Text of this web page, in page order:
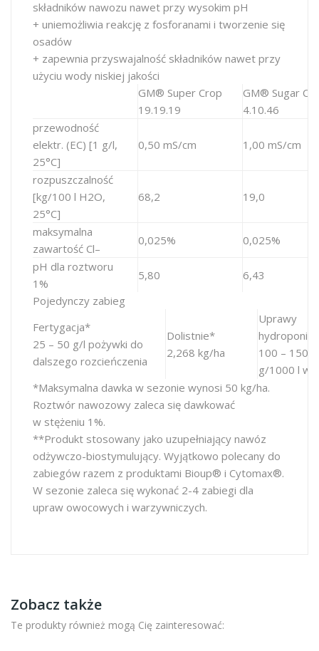
składników nawozu nawet przy wysokim pH
+ uniemożliwia reakcję z fosforanami i tworzenie się
osadów
+ zapewnia przyswajalność składników nawet przy
użyciu wody niskiej jakości
GM® Super Crop
19.19.19
GM® Sugar
4.10.46
przewodność
elektr. (EC) [1 g/l,
25°C]
0,50 mS/cm 1,00 mS/cm
rozpuszczalność
[kg/100 l H2O,
25°C]
68,2 19,0
maksymalna
zawartość Cl–
0,025%
0,025%
pH dla roztworu
1%
5,80
6,43
Pojedynczy zabieg
Fertygacja*
25 – 50 g/l pożywki do
dalszego rozcieńczenia
Dolistnie*
2,268 kg/ha
Uprawy
100 – 150
g/1000 l
*Maksymalna dawka w sezonie wynosi 50 kg/ha.
Roztwór nawozowy zaleca się dawkować
w stężeniu 1%.
**Produkt stosowany jako uzupełniający nawóz
odżywczo-biostymulujący. Wyjątkowo polecany do
zabiegów razem z produktami Bioup® i Cytomax®.
W sezonie zaleca się wykonać 2-4 zabiegi dla
upraw owocowych i warzywniczych.
Zobacz także
Te produkty również mogą Cię zainteresować: